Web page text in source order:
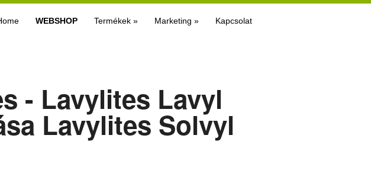
WEBSHOP Termékek » Marketing » Kapcsolat
- Lavylites Lavyl
Lavylites Solvyl